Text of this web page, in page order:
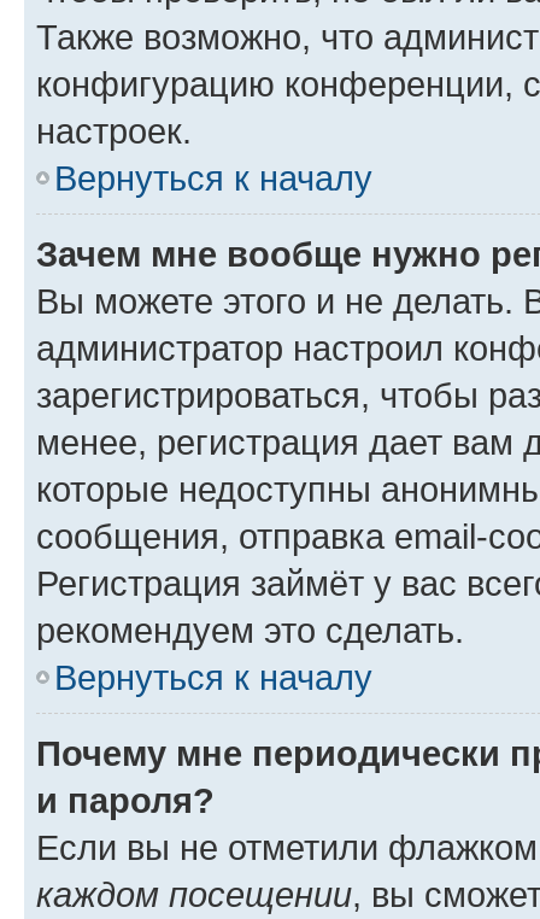
Также возможно, что
конфигурацию конференции,
настроек.
Вернуться к началу
Зачем мне вообще нужно
Вы можете этого и не делать.
администратор настроил
зарегистрироваться, чтобы
менее, регистрация дает вам
которые недоступны
сообщения, отправка email-
Регистрация займёт у вас
рекомендуем это сделать.
Вернуться к началу
Почему мне периодически
и пароля?
Если вы не отметили
каждом посещении, вы